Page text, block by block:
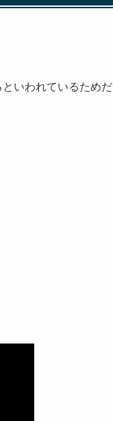
といわれているためだ